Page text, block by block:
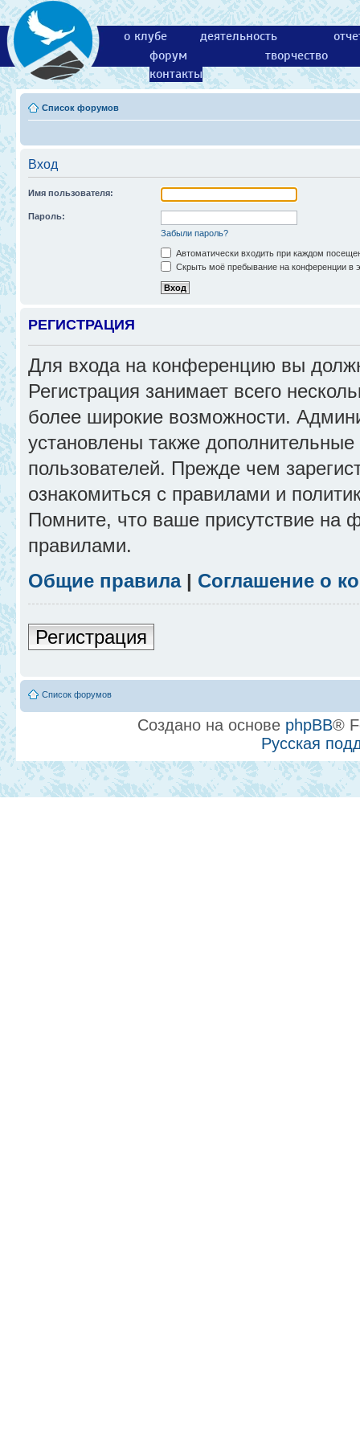
о клубе деятельность
форум
творчество
контакты
Список форумов
Вход
Имя пользователя:
Пароль:
Забыли пароль?
Автоматически входить при каждом
Скрыть моё пребывание на конференции в
РЕГИСТРАЦИЯ
Для входа на конференцию вы
Регистрация занимает всего
более широкие возможности.
установлены также
пользователей. Прежде чем
ознакомиться с правилами и
Помните, что ваше присутствие на
правилами.
Общие правила| Соглашение о
Регистрация
Список форумов
Создано на основе phpBB®
Русская